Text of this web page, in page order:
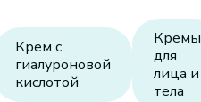
Крем с
гиалуроновой
кислотой
Кремы
для
лица и
тела